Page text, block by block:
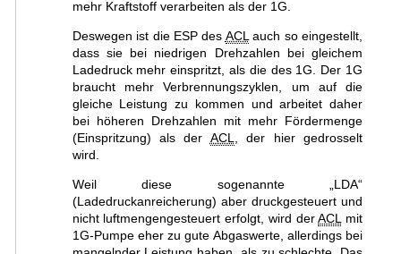
mehr Kraftstoff verarbeiten als der 1G.
Deswegen ist die ESP des ACL auch so eingestellt,
dass sie bei niedrigen Drehzahlen bei gleichem
Ladedruck mehr einspritzt, als die des 1G. Der 1G
braucht mehr Verbrennungszyklen, um auf die
gleiche Leistung zu kommen und arbeitet daher
bei höheren Drehzahlen mit mehr Fördermenge
(Einspritzung) als der ACL
, der hier gedrosselt
wird.
Weil diese sogenannte „LDA“
(Ladedruckanreicherung) aber druckgesteuert und
nicht luftmengengesteuert erfolgt, wird derACL
mit
1G-Pumpe eher zu gute Abgaswerte, allerdings bei